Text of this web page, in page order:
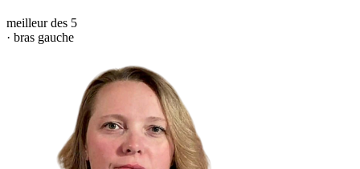
meilleur des 5
· bras gauche